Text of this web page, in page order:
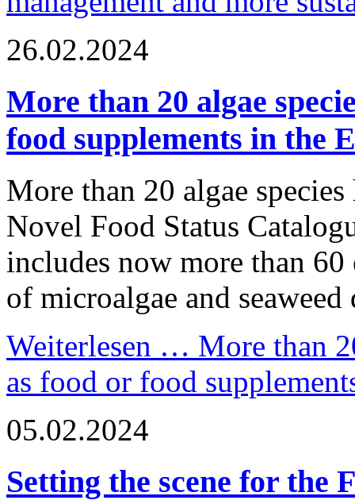
26.02.2024
More than 20 algae
food supplements in the
More than 20 algae
Novel Food Status
includes now more than 60
of microalgae and
Weiterlesen … More than
as food or food
05.02.2024
Setting the scene for the